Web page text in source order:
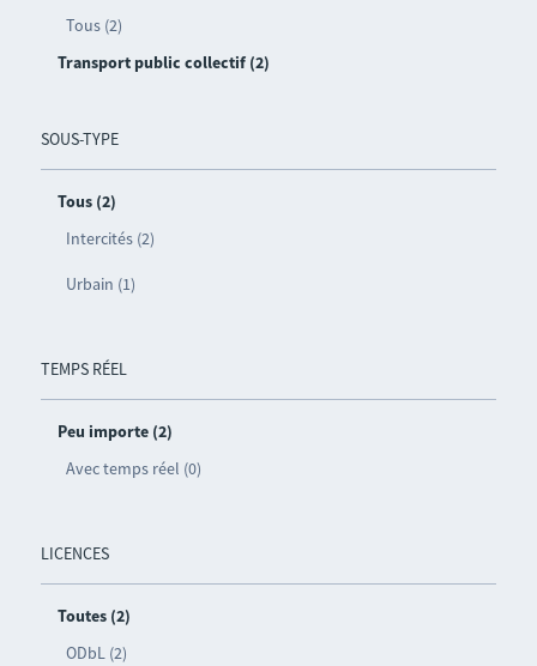
Tous (2)
Transport public collectif (2)
SOUS-TYPE
Tous (2)
Intercités (2)
Urbain (1)
TEMPS RÉEL
Peu importe (2)
Avec temps réel (0)
LICENCES
Toutes (2)
ODbL (2)